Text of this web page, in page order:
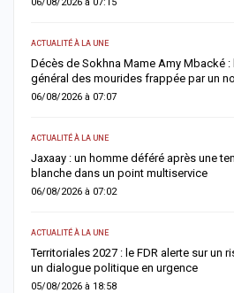
ACTUALITÉ À LA UNE
Décès de Sokhna Mame Amy Mbacké
général des mourides frappée par un
06/08/2026 à 07:07
ACTUALITÉ À LA UNE
Jaxaay : un homme déféré après une
blanche dans un point multiservice
06/08/2026 à 07:02
ACTUALITÉ À LA UNE
Territoriales 2027 : le FDR alerte sur un
un dialogue politique en urgence
05/08/2026 à 18:58